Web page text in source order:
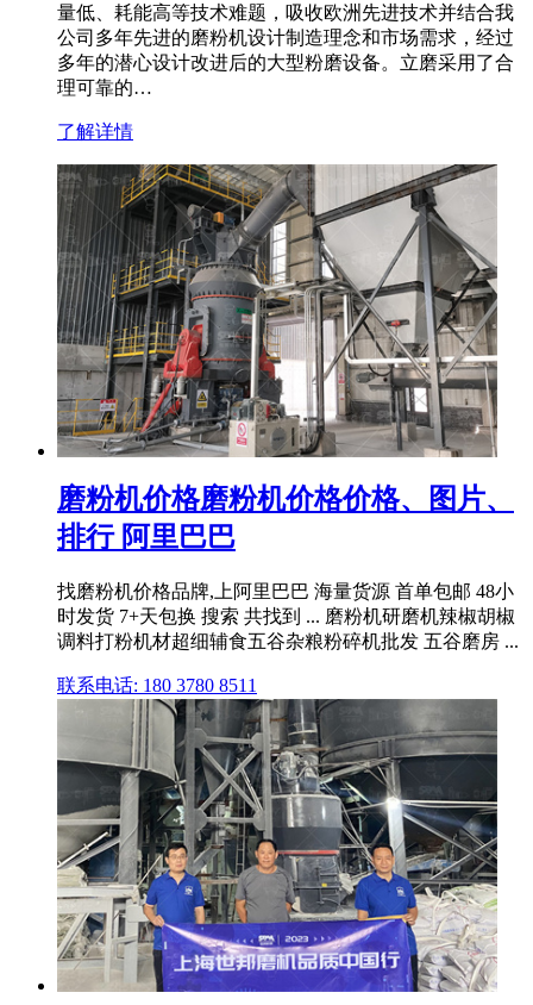
量低、耗能高等技术难题，吸收欧洲先进技术并结合我
公司多年先进的磨粉机设计制造理念和市场需求，经过
多年的潜心设计改进后的大型粉磨设备。立磨采用了合
理可靠的…
了解详情
磨粉机价格磨粉机价格价格、图片、
排行 阿里巴巴
找磨粉机价格品牌,上阿里巴巴 海量货源 首单包邮 48小
时发货 7+天包换 搜索 共找到 ... 磨粉机研磨机辣椒胡椒
调料打粉机材超细辅食五谷杂粮粉碎机批发 五谷磨房 ...
联系电话: 180 3780 8511